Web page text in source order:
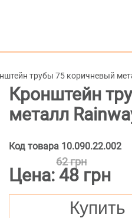
трубы 75 коричневый
Кронштейн
металл
Код товара 10.090.22.002
Цена:
62 грн
48 грн
Купить